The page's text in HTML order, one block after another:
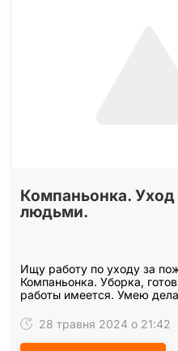
Компаньонка.
людьми.
Ищу работу по уходу за
Компаньонка. Уборка,
работы имеется. Умею
28 травня 2024 о 21:42